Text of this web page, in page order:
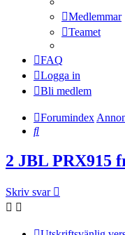
Medlemmar
Teamet
FAQ
Logga in
Bli medlem
Forumindex
Sök
2 JBL PRX915
Skriv svar